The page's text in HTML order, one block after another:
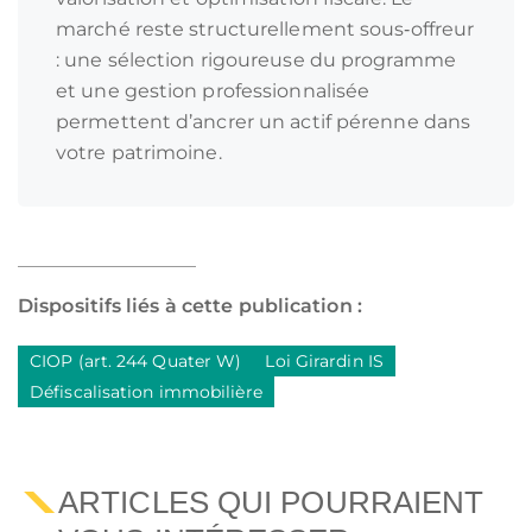
marché reste structurellement sous‑offreur
: une sélection rigoureuse du programme
et une gestion professionnalisée
permettent d’ancrer un actif pérenne dans
votre patrimoine.
Dispositifs liés à cette publication :
CIOP (art. 244 Quater W)
Loi Girardin IS
Défiscalisation immobilière
ARTICLES QUI POURRAIENT